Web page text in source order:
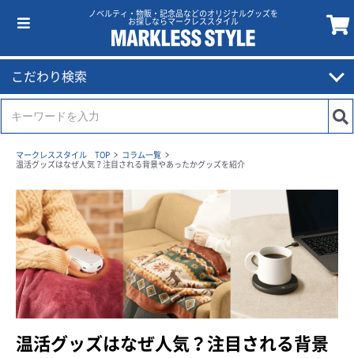
ノベルティ・物販・記念品などのオリジナルグッズを
お探しならマークレススタイル
こだわり検索
マークレススタイル TOP
コラム一覧
温活グッズはなぜ人気？注目される背景やあったかグッズを紹介
温活グッズはなぜ人気？注目される背景